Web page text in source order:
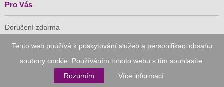
Tento web používá k poskytování služeb a personifikaci obsahu
soubory cookie. Používáním tohoto webu s tím souhlasíte.
Rozumím
Více informací
Pro Vás
Doručení zdarma
Důvěryhodný nákup